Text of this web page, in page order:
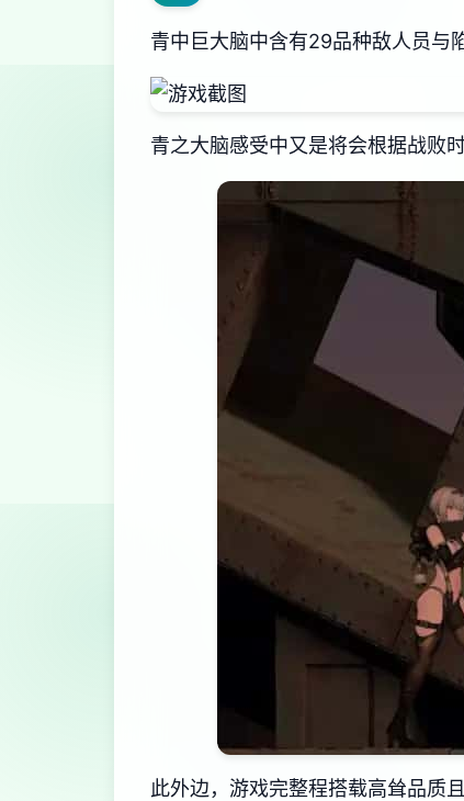
青中巨大脑中含有29品种敌人员与
青之大脑感受中又是将会根据战败
此外边，游戏完整程搭载高耸品质